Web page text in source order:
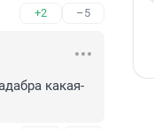
+2 –5
какая-